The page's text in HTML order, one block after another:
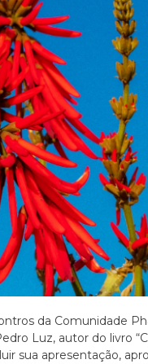
da Comunidade
Luz, autor do livro
sua apresentação,